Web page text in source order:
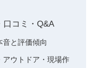
口コミ・Q&A
音と評価傾向
アウトドア・現場作